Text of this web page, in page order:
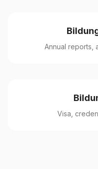
Annual reports,
Visa,